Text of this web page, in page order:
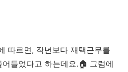
따르면, 작년보다 재택근무를
들었다고 하는데요.🏠 그럼에